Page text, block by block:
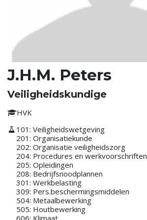
J.H.M. Peters
Veiligheidskundige
HVK
101: Veiligheidswetgeving
201: Organisatiekunde
202: Organisatie veiligheidszorg
204: Procedures en werkvoorschriften
205: Opleidingen
208: Bedrijfsnoodplannen
301: Werkbelasting
309: Pers.beschermingsmiddelen
504: Metaalbewerking
505: Houtbewerking
606: Klimaat